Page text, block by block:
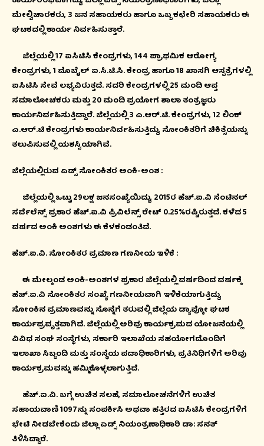
ಮೇಲ್ವಿಚಾರಕರು, 3 ಜನ ಸಹಾಯಕರು ಹಾಗೂ ಒಬ್ಬ ಕಛೇರಿ ಸಹಾಯಕರು ಈ
ಘಟಕದಲ್ಲಿ ಕಾರ್ಯ ನಿರ್ವಹಿಸುತ್ತಾರೆ.
ಜಿಲ್ಲೆಯಲ್ಲಿ 17 ಐಸಿಟಿಸಿ ಕೇಂದ್ರಗಳು, 144 ಪ್ರಾಥಮಿಕ ಆರೋಗ್ಯ
ಕೇಂದ್ರಗಳು, 1 ಮೊಬೈಲ್ ಐ.ಸಿ.ಟಿ.ಸಿ. ಕೇಂದ್ರ ಹಾಗೂ 18 ಖಾಸಗಿ ಆಸ್ಪತ್ರೆಗಳಲ್ಲಿ
ಐಸಿಟಿಸಿ ಸೇವೆ ಲಭ್ಯವಿರುತ್ತದೆ. ಸದರಿ ಕೇಂದ್ರಗಳಲ್ಲಿ 25 ಮಂದಿ ಆಪ್ತ
ಸಮಾಲೋಚಕರು ಮತ್ತು 20 ಮಂದಿ ಪ್ರಯೋಗ ಶಾಲಾ ತಂತ್ರಜ್ಞರು
ಕಾರ್ಯನಿರ್ವಹಿಸುತ್ತಿದ್ದಾರೆ. ಜಿಲ್ಲೆಯಲ್ಲಿ 3 ಎ.ಆರ್.ಟಿ. ಕೇಂದ್ರಗಳು, 12 ಲಿಂಕ್
ಎ.ಆರ್.ಟಿ ಕೇಂದ್ರಗಳು ಕಾರ್ಯನಿರ್ವಹಿಸುತ್ತಿದ್ದು, ಸೋಂಕಿತರಿಗೆ ಚಿಕಿತ್ಸೆಯನ್ನು
ತಲುಪಿಸುವಲ್ಲಿ ಯಶಸ್ವಿಯಾಗಿವೆ.
ಜಿಲ್ಲೆಯಲ್ಲಿರುವ ಏಡ್ಸ್ ಸೋಂಕಿತರ ಅಂಕಿ-ಅಂಶ :
ಜಿಲ್ಲೆಯಲ್ಲಿ ಒಟ್ಟು 29ಲಕ್ಷ ಜನಸಂಖ್ಯೆಯಿದ್ದು, 2015ರ ಹೆಚ್.ಐ.ವಿ ಸೆಂಟಿನಲ್
ಸರ್ವೆಲೆನ್ಸ್ ಪ್ರಕಾರ ಹೆಚ್.ಐ.ವಿ ಪ್ರಿವಿಲೆನ್ಸ್ ರೇಟ್ 0.25%ರಷ್ಟಿರುತ್ತದೆ. ಕಳೆದ 5
ವರ್ಷದ ಅಂಕಿ ಅಂಶಗಳು ಈ ಕೆಳಕಂಡಂತಿದೆ.
ಹೆಚ್.ಐ.ವಿ. ಸೋಂಕಿತರ ಪ್ರಮಾಣ ಗಣನೀಯ ಇಳಿಕೆ :
ಈ ಮೇಲ್ಕಂಡ ಅಂಕಿ-ಅಂಶಗಳ ಪ್ರಕಾರ ಜಿಲ್ಲೆಯಲ್ಲಿ ವರ್ಷದಿಂದ ವರ್ಷಕ್ಕೆ
ಹೆಚ್.ಐ.ವಿ ಸೋಂಕಿತರ ಸಂಖ್ಯೆ ಗಣನೀಯವಾಗಿ ಇಳಿಕೆಯಾಗುತ್ತಿದ್ದು,
ಸೋಂಕಿನ ಪ್ರಮಾಣವನ್ನು ಸೊನ್ನೆಗೆ ತರುವಲ್ಲಿ ಜಿಲ್ಲೆಯ ಡ್ಯಾಪ್ಕೋ ಘಟಕ
ಕಾರ್ಯಪ್ರವೃತ್ತವಾಗಿದೆ. ಜಿಲ್ಲೆಯಲ್ಲಿ ಅರಿವು ಕಾರ್ಯಕ್ರಮದ ಯೋಜನೆಯಲ್ಲಿ
ವಿವಿಧ ಸಂಘ ಸಂಸ್ಥೆಗಳು, ಸರ್ಕಾರಿ ಇಲಾಖೆಯ ಸಹಯೋಗದೊಂದಿಗೆ
ಇಲಾಖಾ ಸಿಬ್ಬಂದಿ ಮತ್ತು ಸಂಸ್ಥೆಯ ಪದಾಧಿಕಾರಿಗಳು, ಪ್ರತಿನಿಧಿಗಳಿಗೆ ಅರಿವು
ಕಾರ್ಯಕ್ರಮವನ್ನು ಹಮ್ಮಿಕೊಳ್ಳಲಾಗುತ್ತಿದೆ.
ಹೆಚ್.ಐ.ವಿ. ಬಗ್ಗೆ ಉಚಿತ ಸಲಹೆ, ಸಮಾಲೋಚನೆಗಳಿಗೆ ಉಚಿತ
ಸಹಾಯವಾಣಿ 1097ನ್ನು ಸಂಪರ್ಕಿಸಿ ಅಥವಾ ಹತ್ತಿರದ ಐಸಿಟಿಸಿ ಕೇಂದ್ರಗಳಿಗೆ
ಭೇಟಿ ನೀಡಬೇಕೆಂದು ಜಿಲ್ಲಾ ಏಡ್ಸ್ ನಿಯಂತ್ರಣಾಧಿಕಾರಿ ಡಾ: ಸನತ್
ತಿಳಿಸಿದ್ದಾರೆ.